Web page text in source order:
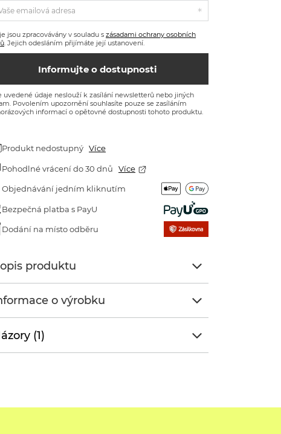
emailová adresa
jsou zpracovávány v souladu szásadami ochrany osobních
. Jejich odesláním přijímáte její ustanovení.
Informujte o dostupnosti
uvedené údaje neslouží k zasílání newsletterů nebo jiných
Povolením upozornění souhlasíte pouze se zasíláním
informací o opětovné dostupnosti tohoto produktu.
Produkt nedostupný Více
Pohodlné vrácení do 30 dnů Více
Objednávání jedním kliknutím
Bezpečná platba s PayU
Dodání na místo odběru
produktu
o výrobku
(1)